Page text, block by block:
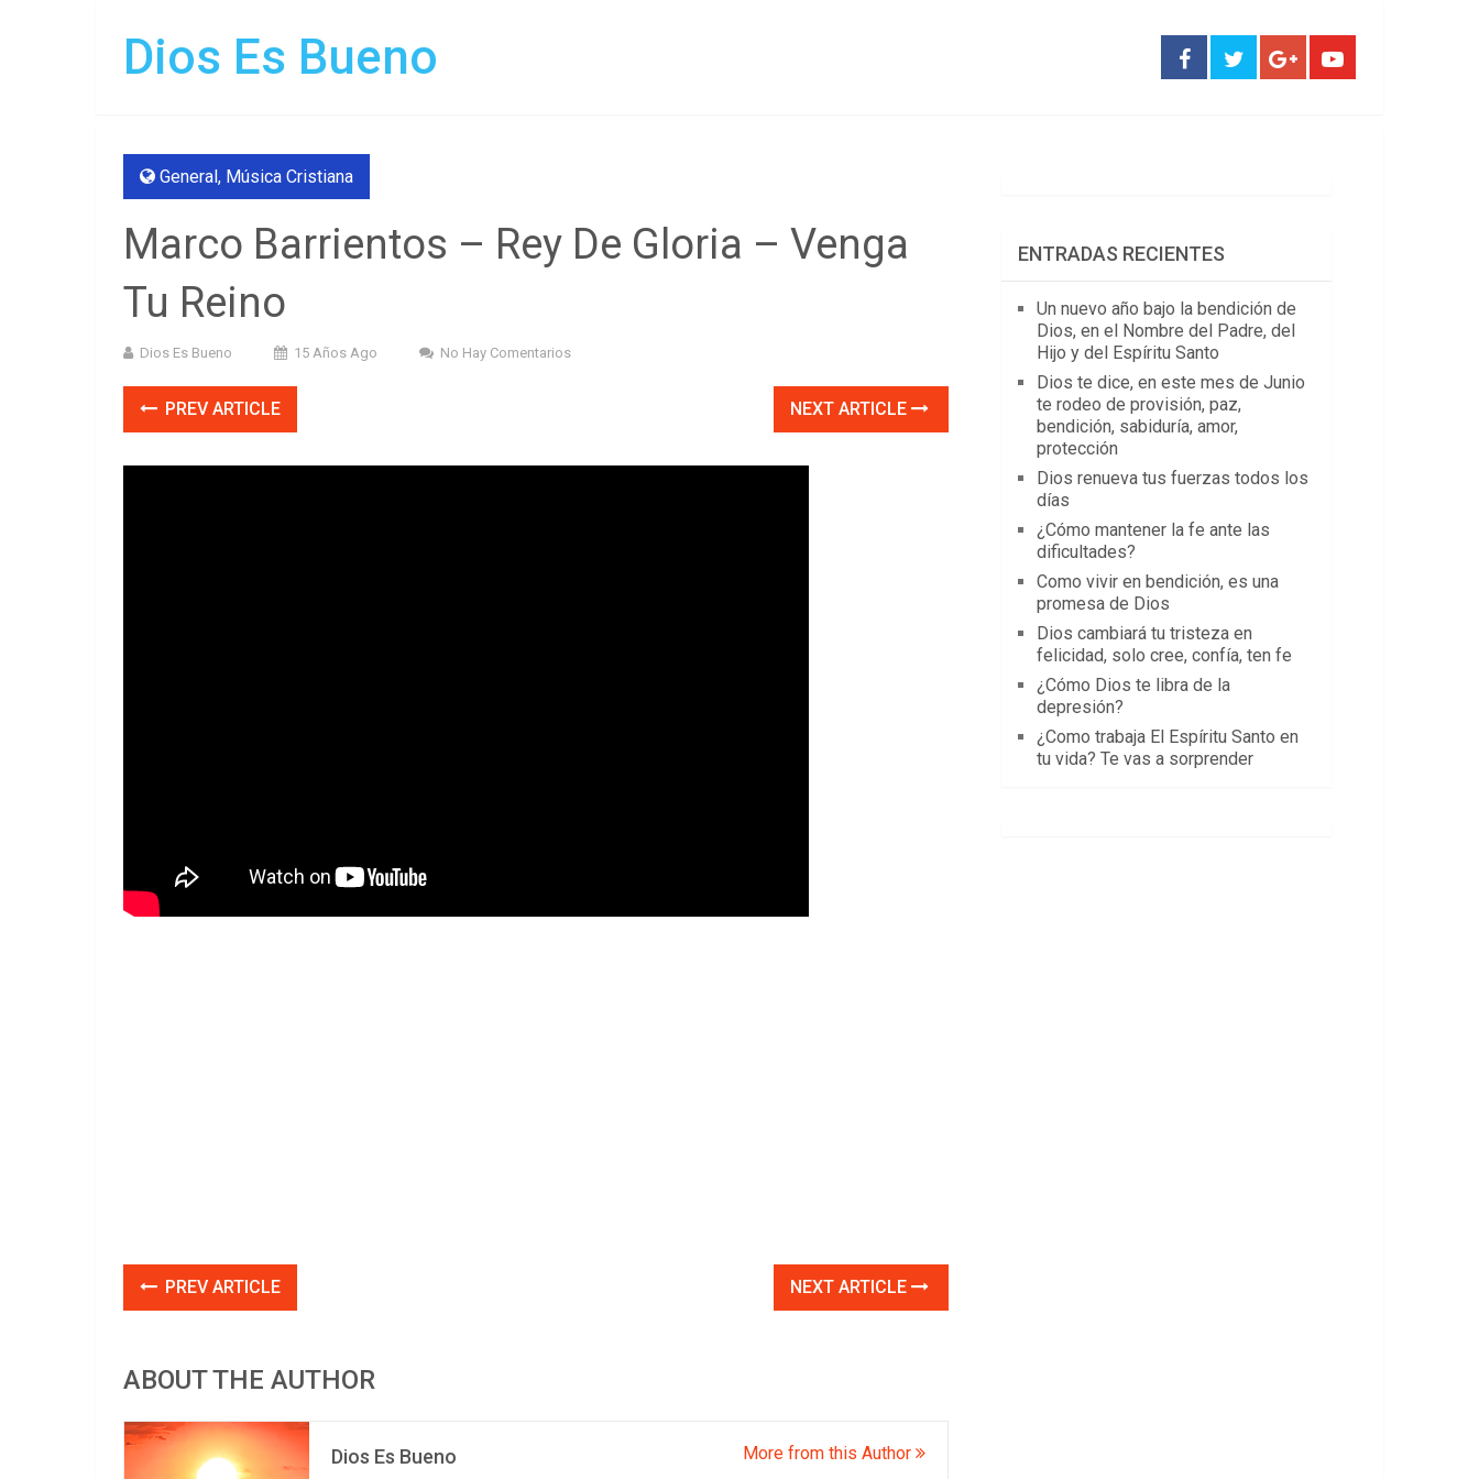
Dios Es Bueno
General, Música Cristiana
Marco Barrientos – Rey De Gloria – Venga
Tu Reino
Dios Es Bueno 15 Años Ago No Hay Comentarios
PREV ARTICLE NEXT ARTICLE
PREV ARTICLE NEXT ARTICLE
ABOUT THE AUTHOR
Dios Es Bueno More from this Author
ENTRADAS RECIENTES
Un nuevo año bajo la bendición de
Dios, en el Nombre del Padre, del
Hijo y del Espíritu Santo
Dios te dice, en este mes de Junio
te rodeo de provisión, paz,
bendición, sabiduría, amor,
protección
Dios renueva tus fuerzas todos los
días
¿Cómo mantener la fe ante las
dificultades?
Como vivir en bendición, es una
promesa de Dios
Dios cambiará tu tristeza en
felicidad, solo cree, confía, ten fe
¿Cómo Dios te libra de la
depresión?
¿Como trabaja El Espíritu Santo en
tu vida? Te vas a sorprender